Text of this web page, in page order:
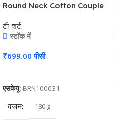
Round Neck Cotton Couple
टी-शर्ट
स्टॉक में
₹699.00 पीसी
एसकेयू: BRN100031
वजन 180 g